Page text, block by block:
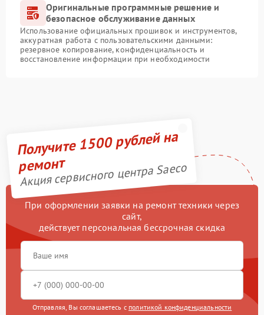
Оригинальные программные решение и
безопасное обслуживание данных
Использование официальных прошивок и инструментов,
аккуратная работа с пользовательскими данными:
резервное копирование, конфиденциальность и
восстановление информации при необходимости
Получите 1500 рублей на
ремонт
Акция сервисного центра Saeco
При оформлении заявки на ремонт техники через
сайт,
действует персональная бессрочная скидка
Отправляя, Вы соглашаетесь с политикой конфиденциальности